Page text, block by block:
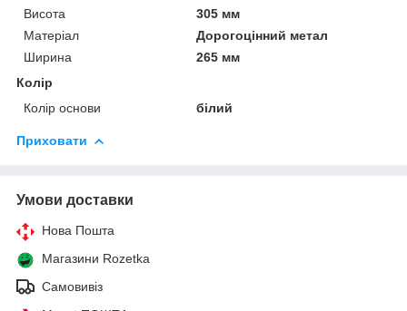
Висота
305 мм
Матеріал
Дорогоцінний метал
Ширина
265 мм
Колір
Колір основи
білий
Приховати
Умови доставки
Нова Пошта
Магазини Rozetka
Самовивіз